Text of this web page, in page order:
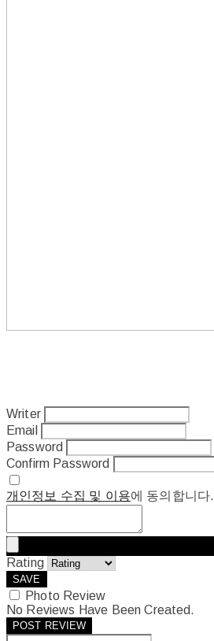
Writer
Email
Password
Confirm Password
개인정보 수집 및 이용에 동의합니다.
Rating
SAVE
Photo Review
No Reviews Have Been Created.
POST REVIEW